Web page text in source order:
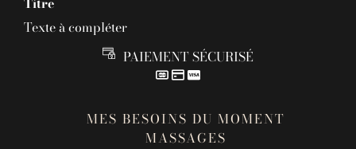
Texte à compléter
PAIEMENT SÉCURISÉ
MES BESOINS DU MOMENT
MASSAGES